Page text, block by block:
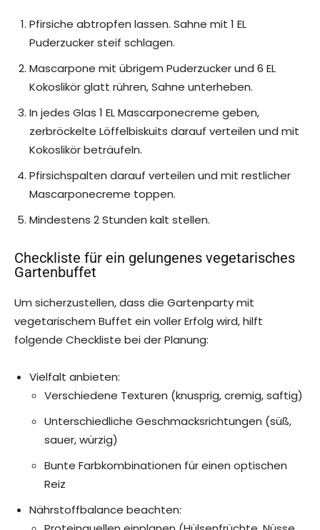
Pfirsiche abtropfen lassen. Sahne mit 1 EL
Puderzucker steif schlagen.
Mascarpone mit übrigem Puderzucker und 6 EL
Kokoslikör glatt rühren, Sahne unterheben.
In jedes Glas 1 EL Mascarponecreme geben,
zerbröckelte Löffelbiskuits darauf verteilen und mit
Kokoslikör beträufeln.
Pfirsichspalten darauf verteilen und mit restlicher
Mascarponecreme toppen.
Mindestens 2 Stunden kalt stellen.
Checkliste für ein gelungenes vegetarisches
Gartenbuffet
Um sicherzustellen, dass die Gartenparty mit
vegetarischem Buffet ein voller Erfolg wird, hilft
folgende Checkliste bei der Planung:
Vielfalt anbieten:
Verschiedene Texturen (knusprig, cremig, saftig)
Unterschiedliche Geschmacksrichtungen (süß,
sauer, würzig)
Bunte Farbkombinationen für einen optischen
Reiz
Nährstoffbalance beachten: